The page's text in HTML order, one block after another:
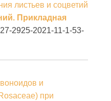
листьев и соцветий
Прикладная
2925-2021-11-1-53-
и
при